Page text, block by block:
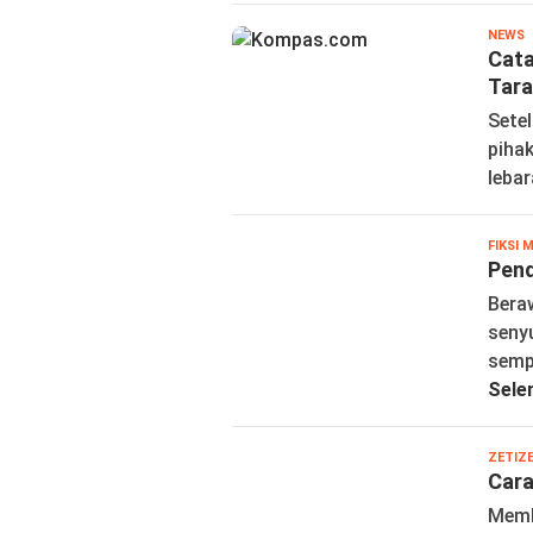
NEWS
FIKSI